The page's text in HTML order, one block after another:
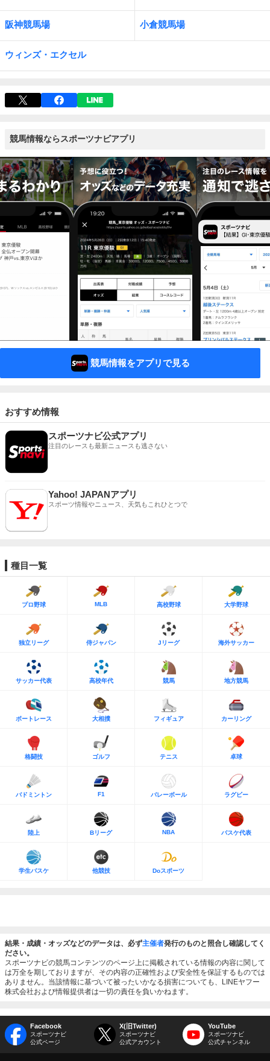
阪神競馬場 小倉競馬場
ウィンズ・エクセル
競馬情報ならスポーツナビアプリ
競馬情報をアプリで見る
おすすめ情報
スポーツナビ公式アプリ
注目のレースも最新ニュースも逃さない
Yahoo! JAPANアプリ
スポーツ情報やニュース、天気もこれひとつで
種目一覧
プロ野球 MLB 高校野球 大学野球
独立リーグ 侍ジャパン Jリーグ 海外サッカー
サッカー代表 高校年代 競馬 地方競馬
ボートレース 大相撲 フィギュア カーリング
格闘技 ゴルフ テニス 卓球
バドミントン F1 バレーボール ラグビー
陸上 Bリーグ NBA バスケ代表
学生バスケ 他競技 Doスポーツ
結果・成績・オッズなどのデータは、必ず主催者発行のものと照合し確認してく
ださい。
スポーツナビの競馬コンテンツのページ上に掲載されている情報の内容に関して
は万全を期しておりますが、その内容の正確性および安全性を保証するものでは
ありません。当該情報に基づいて被ったいかなる損害についても、LINEヤフー
株式会社および情報提供者は一切の責任を負いかねます。
Facebook
スポーツナビ
公式ページ
X(旧Twitter)
スポーツナビ
公式アカウント
YouTube
スポーツナビ
公式チャンネル